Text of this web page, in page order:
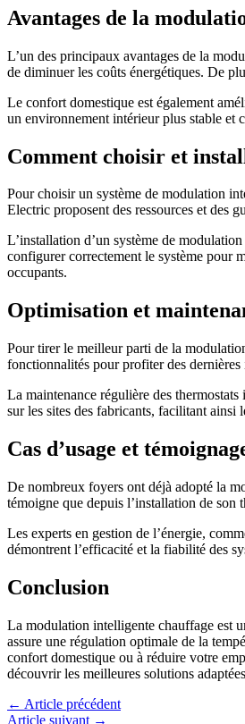
Avantages de la
L’un des principaux avantages de la
de diminuer les coûts énergétiques. De
Le confort domestique est également
un environnement intérieur plus stable et
Comment choisir et
Pour choisir un système de modulation
Electric proposent des ressources et des
L’installation d’un système de
configurer correctement le système pour
occupants.
Optimisation et
Pour tirer le meilleur parti de la
fonctionnalités pour profiter des
La maintenance régulière des
sur les sites des fabricants, facilitant ainsi
Cas d’usage et
De nombreux foyers ont déjà adopté la
témoigne que depuis l’installation de son
Les experts en gestion de l’énergie,
démontrent l’efficacité et la fiabilité des
Conclusion
La modulation intelligente chauffage est
assure une régulation optimale de la
confort domestique ou à réduire votre
découvrir les meilleures solutions
← Article précédent
Article suivant →